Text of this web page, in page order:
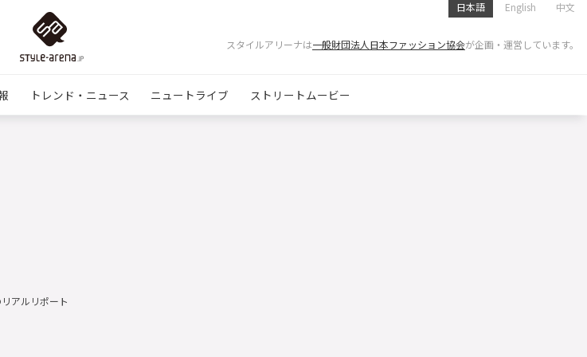
日本語 English 中文
スタイルアリーナは一般財団法人日本ファッション協会が企画・運営しています。
トレンド・ニュース ニュートライブ ストリートムービー
アルリポート